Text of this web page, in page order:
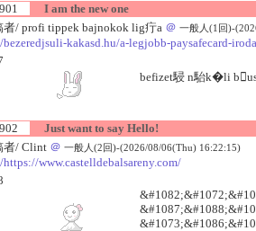
I am the new one
者/ profi tippek bajnokok lig疔a ＠ 一般人(1回)-
kakasd.hu/a-legjobb-paysafecard-
befizet駸 n駘k�li
Just want to say Hello!
者/ Clint ＠ 一般人(2回)-(2026/08/06(Thu) 16:22:15)
www.castelldebalsareny.com/